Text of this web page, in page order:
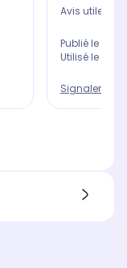
Avis utile ?
Publié le
Utilisé le
Signaler un